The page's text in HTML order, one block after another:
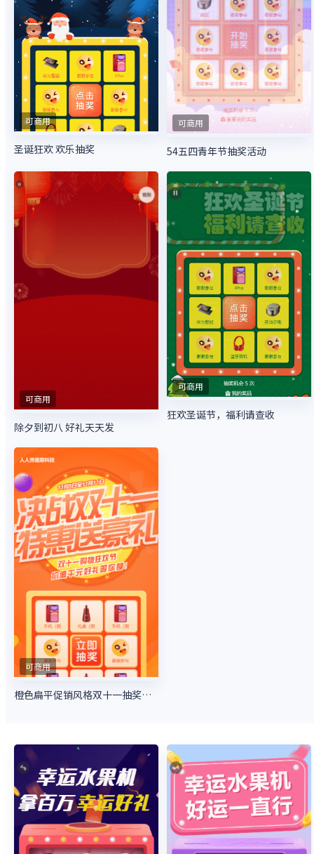
可商用
圣诞狂欢 欢乐抽奖
可商用
54五四青年节抽奖活动
可商用
除夕到初八 好礼天天发
可商用
狂欢圣诞节，福利请查收
可商用
橙色扁平促销风格双十一抽奖活动